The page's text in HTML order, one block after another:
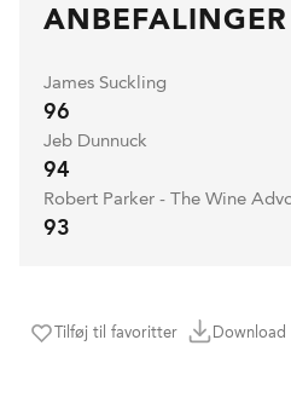
Tilføj til favoritter Download
ANBEFALINGER
James Suckling
96
Jeb Dunnuck
94
Robert Parker - The Wine
93